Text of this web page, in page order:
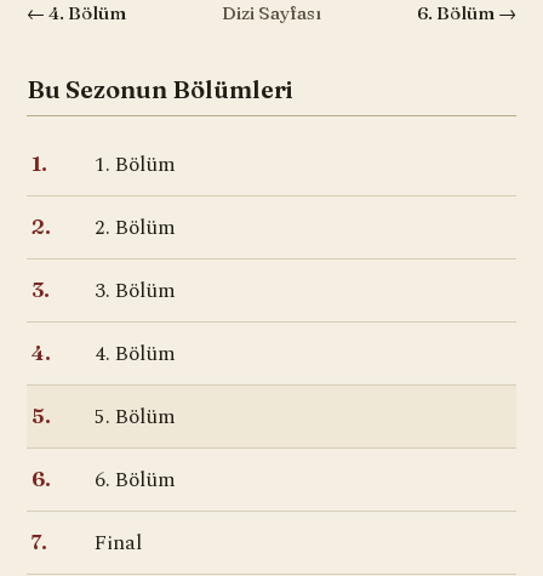
← 4. Bölüm Dizi Sayfası 6. Bölüm →
Bu Sezonun Bölümleri
1. 1. Bölüm
2. 2. Bölüm
3. 3. Bölüm
4. 4. Bölüm
5. 5. Bölüm
6. 6. Bölüm
7. Final